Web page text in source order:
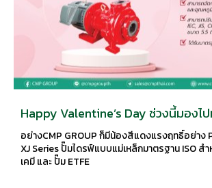
Happy Valentine’s Day ช่วงนี้มองไ
แต่สีชมพูสีแดง ไปซะหมด ย่างCMP
แดงแรงฤทธิ์อย่าง PAN WORLD
อย่างCMP GROUP ก็มีน้องสีแดงแรงฤทธิ์อย่าง
XJ Series ปั๊มไดรฟ์แบบแม่เหล็กมาตรฐาน ISO ส
เคมี และ ปั๊ม ETFE